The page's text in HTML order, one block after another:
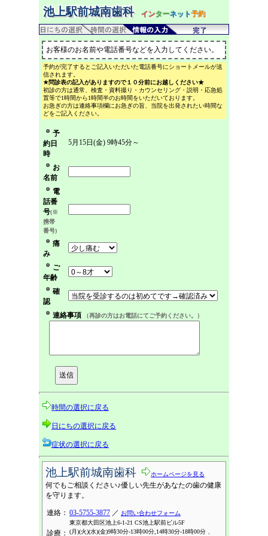
池上駅前城南歯科 インターネット予約
お客様のお名前や電話番号などを入力してください。
予約が完了するとご記入いただいた電話番号にショートメールが送
信されます。
★問診表の記入がありますので１０分前にお越しください★
初診の方は通常、検査・資料撮り・カウンセリング・説明・応急処
置等で1時間から1時間半のお時間をいただいております。
お急ぎの方は連絡事項欄にお急ぎの旨、当院を出発されたい時間な
どをご記入ください。
予
約日
時
5月15日(金) 9時45分～
お
名前
電
話番
号(※
携帯
番号)
痛
み
ご
年齢
確
認
連絡事項
（再診の方はお電話にてご予約ください。）
時間の選択に戻る
日にちの選択に戻る
症状の選択に戻る
池上駅前城南歯科 ホームページを見る
何でもご相談ください♪優しい先生があなたの歯の健康
を守ります。
連絡： 03-5755-3877 ／ お問い合わせフォーム
東京都大田区池上6-1-21 CS池上駅前ビル5F
診療： (月)(火)(水)(金)9時30分-13時00分,14時30分-18時00分 、